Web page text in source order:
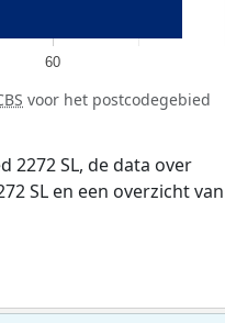
60
voor het postcodegebied
2272 SL, de data over
SL en een overzicht van